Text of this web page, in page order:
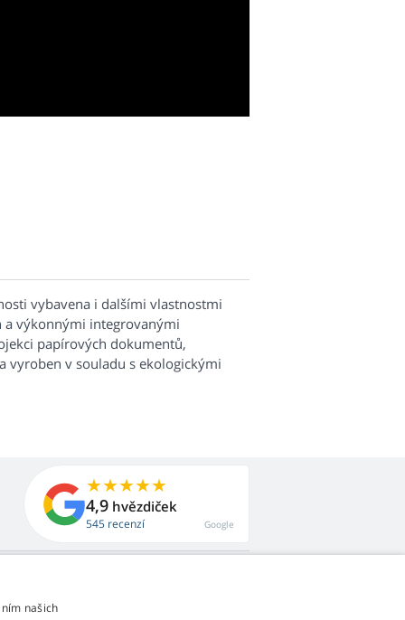
vybavena i dalšími vlastnostmi
a výkonnými integrovanými
papírových dokumentů,
vyroben v souladu s ekologickými
4,9 hvězdiček
545 recenzí Google
našich